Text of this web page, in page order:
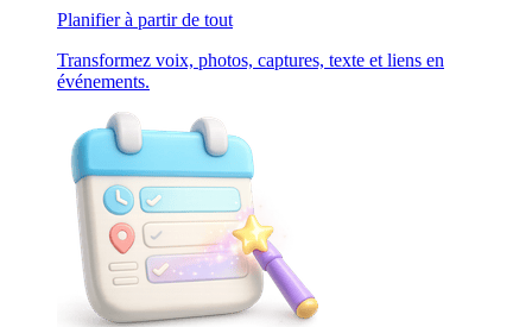
Planifier à partir de tout
Transformez voix, photos, captures, texte et liens en
événements.